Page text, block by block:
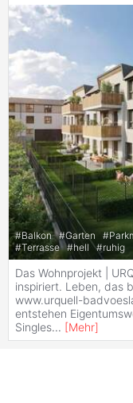
#Balkon #Garten #
#Terrasse #hell #ruhig
Das Wohnprojekt |
inspiriert. Leben, das
www.urquell-
entstehen
Singles... [Mehr]